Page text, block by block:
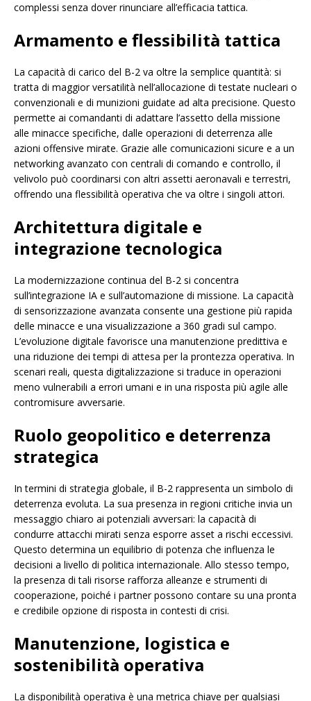
complessi senza dover rinunciare all’efficacia tattica.
Armamento e flessibilità tattica
La capacità di carico del B-2 va oltre la semplice quantità: si
tratta di maggior versatilità nell’allocazione di testate nucleari o
convenzionali e di munizioni guidate ad alta precisione. Questo
permette ai comandanti di adattare l’assetto della missione
alle minacce specifiche, dalle operazioni di deterrenza alle
azioni offensive mirate. Grazie alle comunicazioni sicure e a un
networking avanzato con centrali di comando e controllo, il
velivolo può coordinarsi con altri assetti aeronavali e terrestri,
offrendo una flessibilità operativa che va oltre i singoli attori.
Architettura digitale e
integrazione tecnologica
La modernizzazione continua del B-2 si concentra
sull’integrazione IA e sull’automazione di missione. La capacità
di sensorizzazione avanzata consente una gestione più rapida
delle minacce e una visualizzazione a 360 gradi sul campo.
L’evoluzione digitale favorisce una manutenzione predittiva e
una riduzione dei tempi di attesa per la prontezza operativa. In
scenari reali, questa digitalizzazione si traduce in operazioni
meno vulnerabili a errori umani e in una risposta più agile alle
contromisure avversarie.
Ruolo geopolitico e deterrenza
strategica
In termini di strategia globale, il B-2 rappresenta un simbolo di
deterrenza evoluta. La sua presenza in regioni critiche invia un
messaggio chiaro ai potenziali avversari: la capacità di
condurre attacchi mirati senza esporre asset a rischi eccessivi.
Questo determina un equilibrio di potenza che influenza le
decisioni a livello di politica internazionale. Allo stesso tempo,
la presenza di tali risorse rafforza alleanze e strumenti di
cooperazione, poiché i partner possono contare su una pronta
e credibile opzione di risposta in contesti di crisi.
Manutenzione, logistica e
sostenibilità operativa
La disponibilità operativa è una metrica chiave per qualsiasi